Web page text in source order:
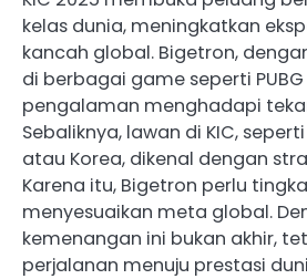
kelas dunia, meningkatkan
kancah global. Bigetron,
di berbagai game seperti
pengalaman menghadapi
Sebaliknya, lawan di KIC,
atau Korea, dikenal dengan
Karena itu, Bigetron perlu
menyesuaikan meta global.
kemenangan ini bukan akhir,
perjalanan menuju prestasi